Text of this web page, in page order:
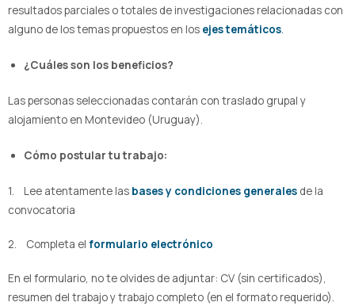
resultados parciales o totales de investigaciones relacionadas con
alguno de los temas propuestos en los ejes temáticos.
¿Cuáles son los beneficios?
Las personas seleccionadas contarán con traslado grupal y
alojamiento en Montevideo (Uruguay).
Cómo postular tu trabajo:
1. Lee atentamente las bases y condiciones generales de la
convocatoria
2. Completa el formulario electrónico
En el formulario, no te olvides de adjuntar: CV (sin certificados),
resumen del trabajo y trabajo completo (en el formato requerido).